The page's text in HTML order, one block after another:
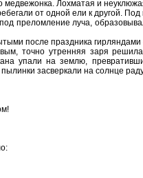
медвежонка. Лохматая и
от одной ели к другой.
преломление луча,
после праздника
точно утренняя заря
упали на землю,
засверкали на солнце